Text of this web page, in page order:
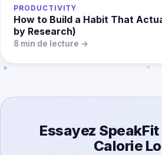
PRODUCTIVITY
How to Build a Habit That
by Research)
8 min de lecture →
Essayez SpeakFit
Calorie